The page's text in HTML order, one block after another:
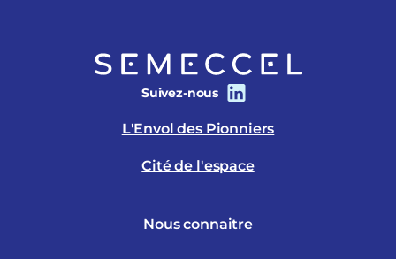
Suivez-nous
L'Envol des Pionniers
Cité de l'espace
Nous connaitre